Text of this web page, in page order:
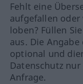
Fehlt eine
aufgefallen oder
loben? Füllen
aus. Die
optional und
Datenschutz
Anfrage.